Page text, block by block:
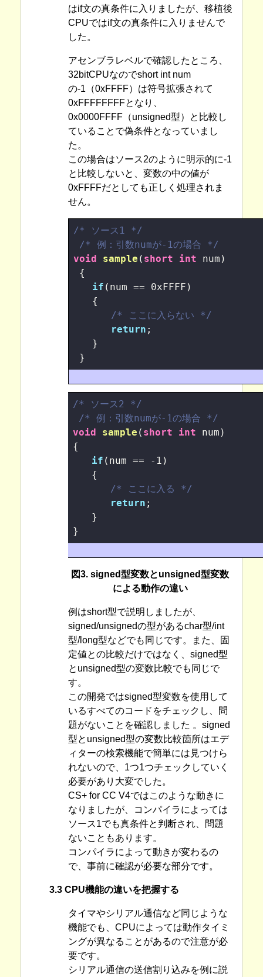
はif文の真条件に入りましたが、移植後
CPUではif文の真条件に入りませんで
した。
アセンブラレベルで確認したところ、
32bitCPUなのでshort int num
の-1（0xFFFF）は符号拡張されて
0xFFFFFFFFとなり、
0x0000FFFF（unsigned型）と比較し
ていることで偽条件となっていまし
た。
この場合はソース2のように明示的に-1
と比較しないと、変数の中の値が
0xFFFFだとしても正しく処理されま
せん。
/* ソース1 */
/* 例：引数numが-1の場合 */
void
sample ( short int num )
if (num == 0xFFFF )
{
/* ここに入らない */
return ;
}
}
/* ソース2 */
/* 例：引数numが-1の場合 */
void
sample ( short int num )
{
if (num == -1 )
{
/* ここに入る */
return ;
}
}
図3. signed型変数とunsigned型変数
による動作の違い
例はshort型で説明しましたが、
signed/unsignedの型があるchar型/int
型/long型などでも同じです。また、固
定値との比較だけではなく、signed型
とunsigned型の変数比較でも同じで
す。
この開発ではsigned型変数を使用して
いるすべてのコードをチェックし、問
題がないことを確認しました 。signed
型とunsigned型の変数比較箇所はエデ
ィターの検索機能で簡単には見つけら
れないので、1つ1つチェックしていく
必要があり大変でした。
CS+ for CC V4ではこのような動きに
なりましたが、コンパイラによっては
ソース1でも真条件と判断され、問題
ないこともあります。
コンパイラによって動きが変わるの
で、事前に確認が必要な部分です。
3.3 CPU機能の違いを把握する
タイマやシリアル通信など同じような
機能でも、CPUによっては動作タイミ
ングが異なることがあるので注意が必
要です。
シリアル通信の送信割り込みを例に説